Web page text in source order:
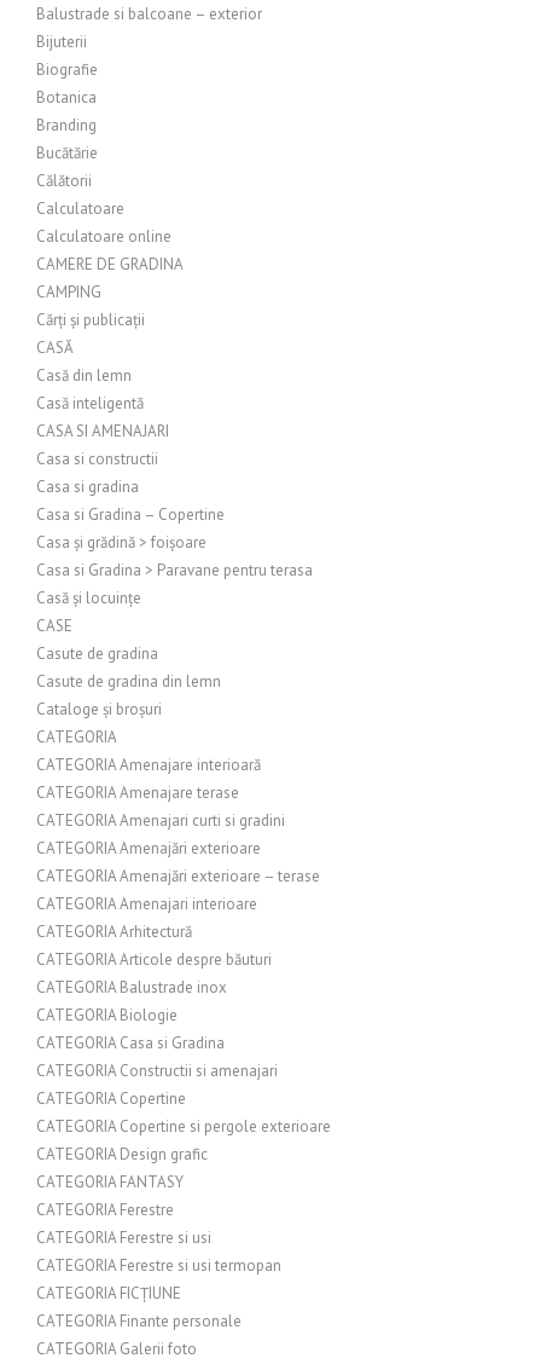
Balustrade si balcoane – exterior
Bijuterii
Biografie
Botanica
Branding
Bucătărie
Călătorii
Calculatoare
Calculatoare online
CAMERE DE GRADINA
CAMPING
Cărți și publicații
CASĂ
Casă din lemn
Casă inteligentă
CASA SI AMENAJARI
Casa si constructii
Casa si gradina
Casa si Gradina – Copertine
Casa și grădină > foișoare
Casa si Gradina > Paravane pentru terasa
Casă și locuințe
CASE
Casute de gradina
Casute de gradina din lemn
Cataloge și broșuri
CATEGORIA
CATEGORIA Amenajare interioară
CATEGORIA Amenajare terase
CATEGORIA Amenajari curti si gradini
CATEGORIA Amenajări exterioare
CATEGORIA Amenajări exterioare – terase
CATEGORIA Amenajari interioare
CATEGORIA Arhitectură
CATEGORIA Articole despre băuturi
CATEGORIA Balustrade inox
CATEGORIA Biologie
CATEGORIA Casa si Gradina
CATEGORIA Constructii si amenajari
CATEGORIA Copertine
CATEGORIA Copertine si pergole exterioare
CATEGORIA Design grafic
CATEGORIA FANTASY
CATEGORIA Ferestre
CATEGORIA Ferestre si usi
CATEGORIA Ferestre si usi termopan
CATEGORIA FICȚIUNE
CATEGORIA Finante personale
CATEGORIA Galerii foto